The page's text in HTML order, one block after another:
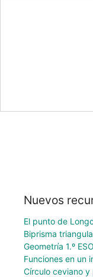
Nuevos
El punto de
Biprisma
Geometría 1.º ESO
Funciones en un
Círculo ceviano